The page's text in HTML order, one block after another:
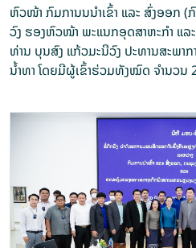
ຫົວໜ້າ ກົມການນນຳເຂົ້າ ແລະ ສົ່ງອອກ
ວົງ ຮອງຫົວໜ້າ ພະແນກອຸດສາຫະກຳ ແລ
ທ່ານ ບຸນສົງ ແກ້ວມະນີວົງ ປະທານສະພາ
ນ້ຳທາ ໂດຍມີຜູ້ເຂົ້າຮ່ວມທັງໝົດ ຈຳນວນ